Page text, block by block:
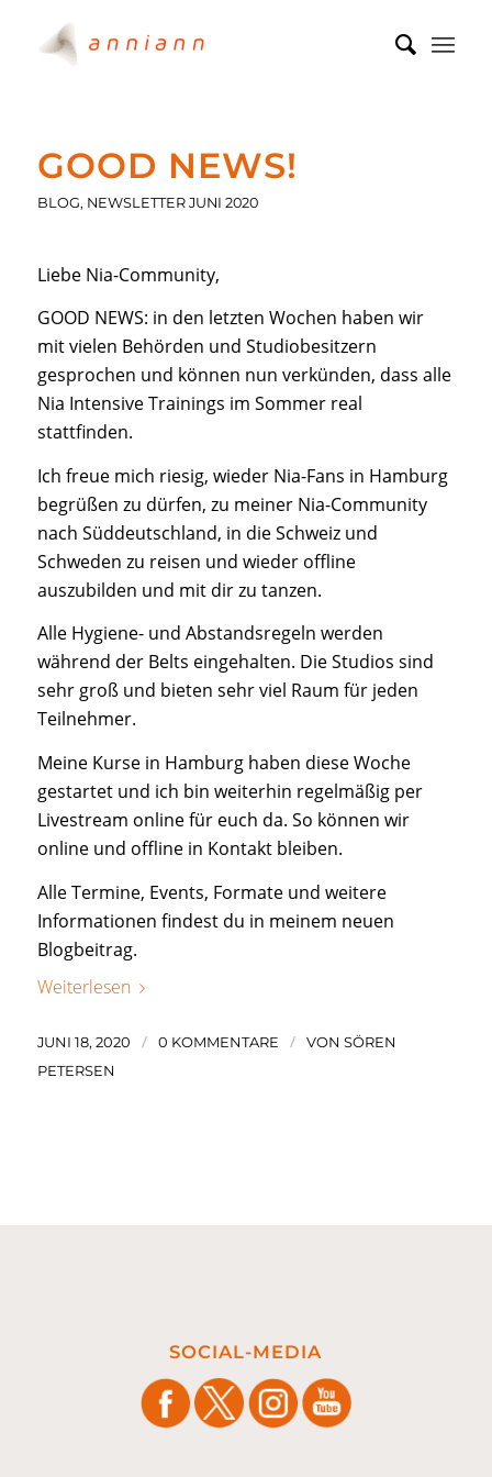
GOOD NEWS!
BLOG, NEWSLETTER JUNI 2020
Liebe Nia-Community,
GOOD NEWS: in den letzten Wochen haben wir
mit vielen Behörden und Studiobesitzern
gesprochen und können nun verkünden, dass alle
Nia Intensive Trainings im Sommer real
stattfinden.
Ich freue mich riesig, wieder Nia-Fans in Hamburg
begrüßen zu dürfen, zu meiner Nia-Community
nach Süddeutschland, in die Schweiz und
Schweden zu reisen und wieder offline
auszubilden und mit dir zu tanzen.
Alle Hygiene- und Abstandsregeln werden
während der Belts eingehalten. Die Studios sind
sehr groß und bieten sehr viel Raum für jeden
Teilnehmer.
Meine Kurse in Hamburg haben diese Woche
gestartet und ich bin weiterhin regelmäßig per
Livestream online für euch da. So können wir
online und offline in Kontakt bleiben.
Alle Termine, Events, Formate und weitere
Informationen findest du in meinem neuen
Blogbeitrag.
Weiterlesen
JUNI 18, 2020 / 0 KOMMENTARE / VON SÖREN
PETERSEN
SOCIAL-MEDIA